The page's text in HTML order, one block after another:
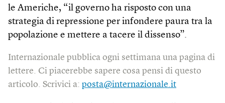
le Americhe, “il governo ha risposto con una
strategia di repressione per infondere paura tra la
popolazione e mettere a tacere il dissenso”.
Internazionale pubblica ogni settimana una pagina di
lettere. Ci piacerebbe sapere cosa pensi di questo
articolo. Scrivici a: posta@internazionale.it